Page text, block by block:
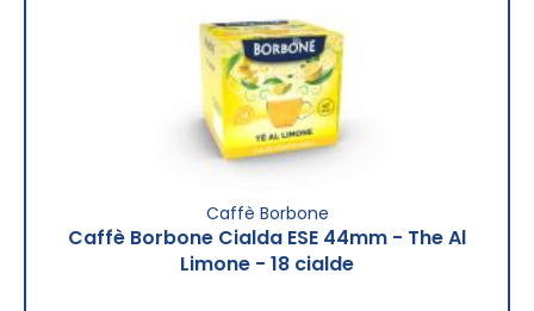
Caffè Borbone
Caffè Borbone Cialda ESE 44mm - The Al
Limone - 18 cialde